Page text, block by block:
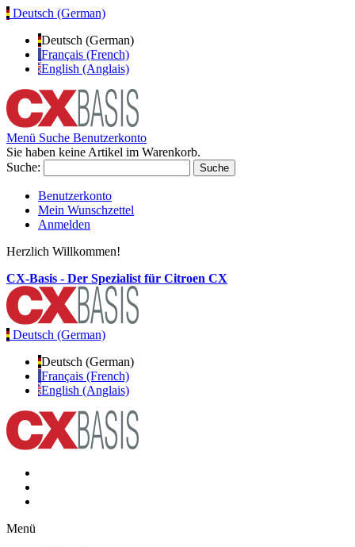
Deutsch (German)
Deutsch (German)
Français (French)
English (Anglais)
Menü Suche Benutzerkonto
Sie haben keine Artikel im Warenkorb.
Suche:
Suche
Benutzerkonto
Mein Wunschzettel
Anmelden
Herzlich Willkommen!
CX-Basis - Der Spezialist für Citroen CX
Deutsch (German)
Deutsch (German)
Français (French)
English (Anglais)
Menü